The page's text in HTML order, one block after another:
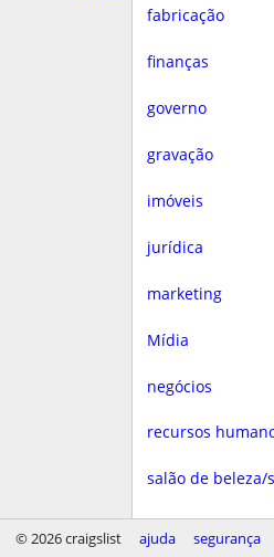
fabricação
finanças
governo
gravação
imóveis
jurídica
marketing
Mídia
negócios
recursos
salão de beleza/
saúde
© 2026 craigslist ajuda segurança